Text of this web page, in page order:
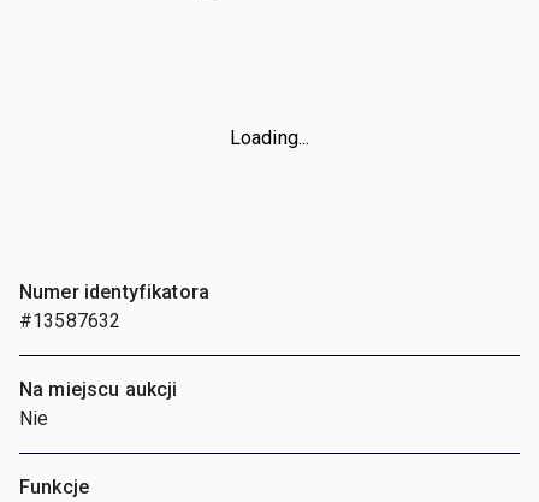
Loading...
Numer identyfikatora
#13587632
Na miejscu aukcji
Nie
Funkcje